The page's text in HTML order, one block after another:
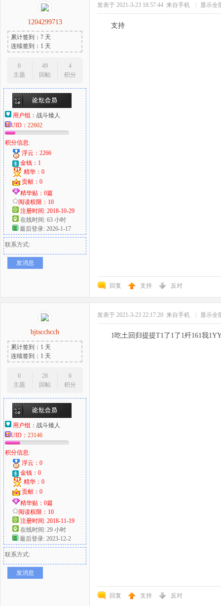
1204299713
累计签到：7 天
连续签到：1 天
0
主题
49
回帖
4
积分
用户组： 战斗矮人
UID： 22602
积分信息:
浮云：2266
金钱：1
精华：0
贡献：0
精华贴：0篇
阅读权限：10
注册时间: 2018-10-29
在线时间: 63 小时
最后登录: 2026-1-17
联系方式:
发消息
发表于 2021-3-23 18:57:44 来自手机 显示全
支持
回复 支持 反对
bjtscchcch
累计签到：1 天
连续签到：1 天
0
主题
28
回帖
6
积分
用户组： 战斗矮人
UID： 23146
积分信息:
浮云：0
金钱：0
精华：0
贡献：0
精华贴：0篇
阅读权限：10
注册时间: 2018-11-19
在线时间: 29 小时
最后登录: 2023-12-2
联系方式:
发消息
发表于 2021-3-23 22:17:20 来自手机 显示全
1吃土回归提提T1了1了1歼161我
回复 支持 反对